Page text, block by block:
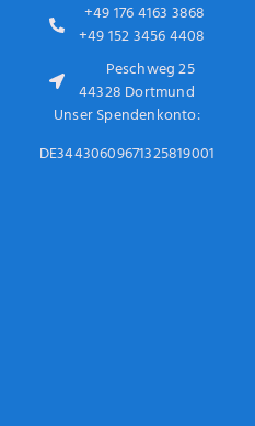
+49 176 4163 3868
+49 152 3456 4408
Peschweg 25
44328 Dortmund
Unser Spendenkonto:
DE34430609671325819001